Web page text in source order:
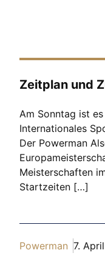
Zeitplan und
Am Sonntag ist
Internationales
Der Powerman
Meisterschaften
Startzeiten […]
Powerman 7.